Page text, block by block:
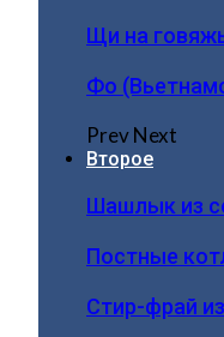
Щи на
Фо
PrevNext
Второе
Шашлык из
Постные
Стир-фрай